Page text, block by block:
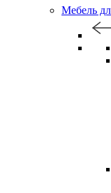
Мебель